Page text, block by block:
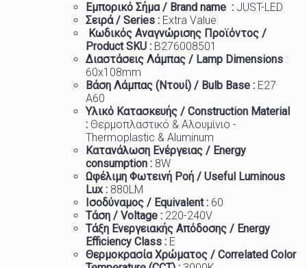
Εμπορικό Σήμα / Brand name : JUST-LED
Σειρά / Series : Extra Value
Κωδικός Αναγνώρισης Προϊόντος /
Product SKU : B276008501
Διαστάσεις Λάμπας / Lamp Dimensions :
60x108mm
Βάση Λάμπας (Ντουί) / Bulb Base : Ε27
A60
Υλικό Κατασκευής / Construction Material
: Θερμοπλαστικό & Αλουμίνιο -
Thermoplastic & Aluminum
Κατανάλωση Ενέργειας / Energy
consumption : 8W
Ωφέλιμη Φωτεινή Ροή / Useful Luminous
Lux : 880LM
Ισοδύναμος / Equivalent : 60
Τάση / Voltage : 220-240V
Τάξη Ενεργειακής Απόδοσης / Energy
Efficiency Class : E
Θερμοκρασία Χρώματος / Correlated Color